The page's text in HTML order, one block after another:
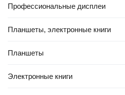
Профессиональные дисплеи
Планшеты, электронные книги
Планшеты
Электронные книги